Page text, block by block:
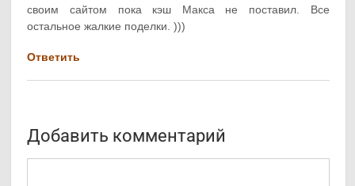
своим сайтом пока кэш Макса не поставил. Все
остальное жалкие поделки. )))
Ответить
Добавить комментарий